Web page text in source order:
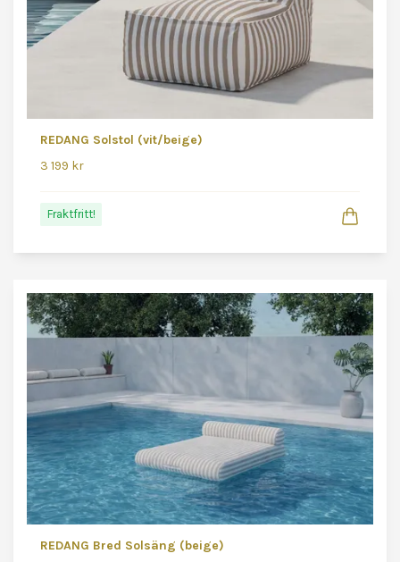
REDANG Solstol (vit/beige)
3 199 kr
Fraktfritt!
REDANG Bred Solsäng (beige)